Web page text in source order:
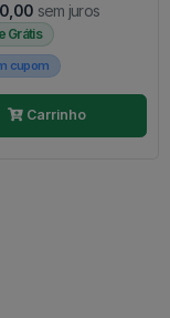
sem juros
Grátis
cupom
Carrinho